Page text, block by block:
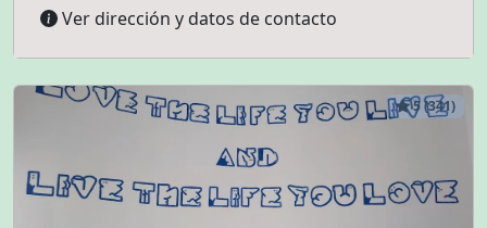
Ver dirección y datos de contacto
5 (341)